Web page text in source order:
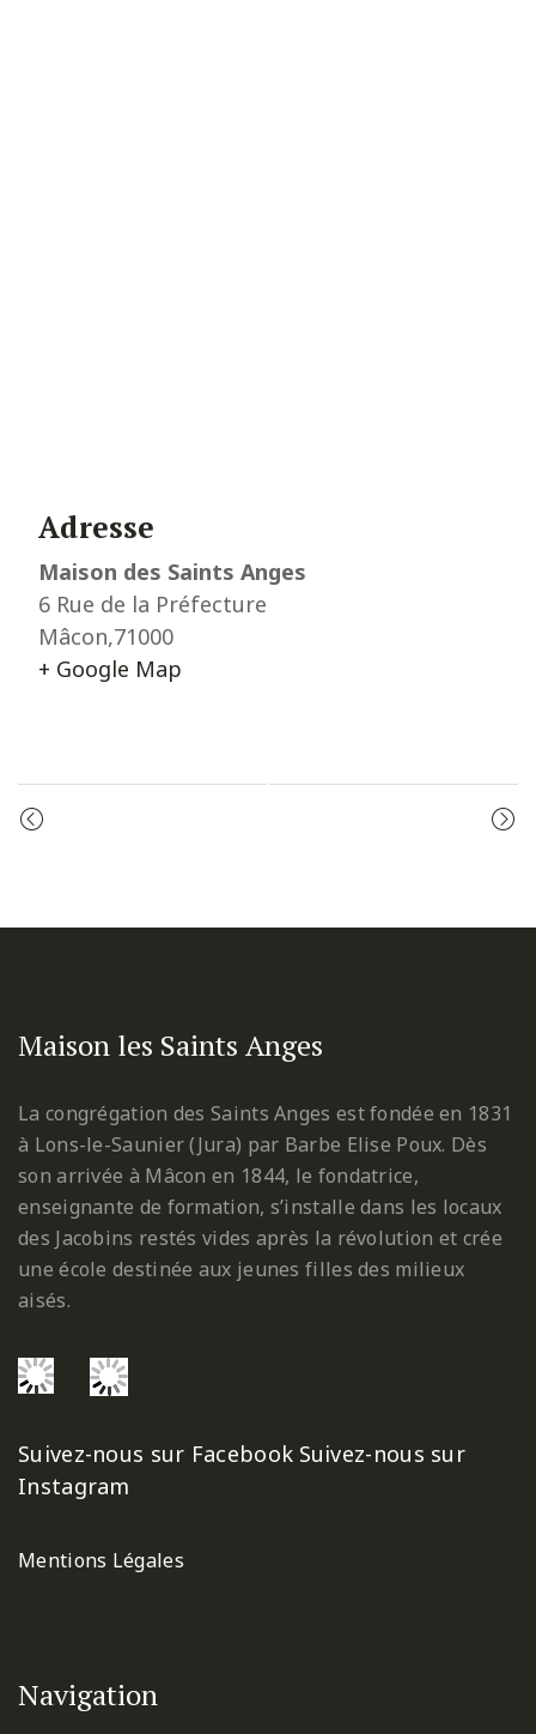
Adresse
Maison des Saints Anges
6 Rue de la Préfecture
Mâcon,71000
+ Google Map
Event
Maison les Saints Anges
La congrégation des Saints Anges est fondée en 1831
à Lons-le-Saunier (Jura) par Barbe Elise Poux. Dès
son arrivée à Mâcon en 1844, le fondatrice,
enseignante de formation, s’installe dans les locaux
des Jacobins restés vides après la révolution et crée
une école destinée aux jeunes filles des milieux
aisés.
Suivez-nous sur Facebook Suivez-nous sur
Instagram
Mentions Légales
Navigation